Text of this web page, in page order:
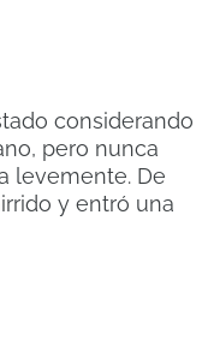
considerando
pero nunca
levemente. De
y entró una